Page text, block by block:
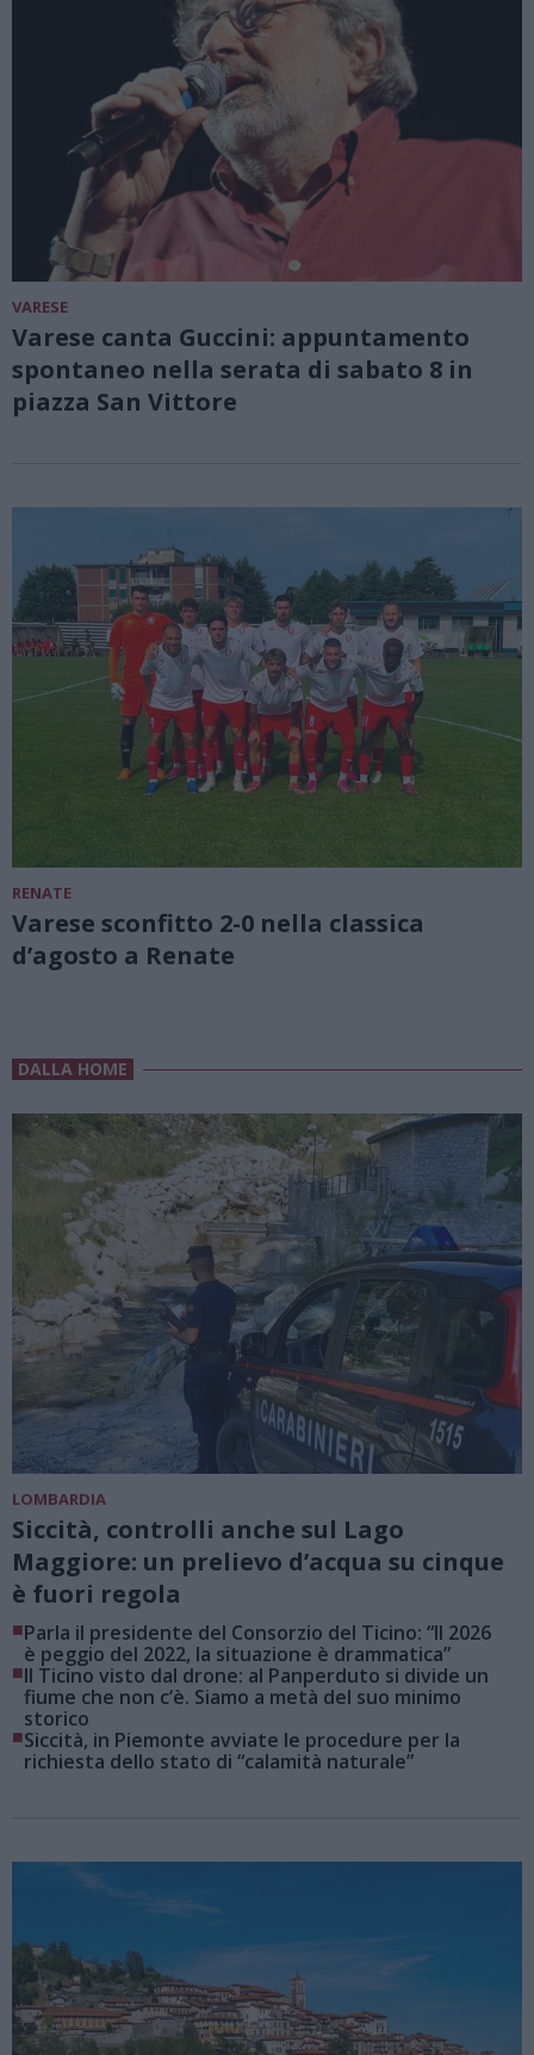
VARESE
Varese canta Guccini: appuntamento
spontaneo nella serata di sabato 8 in
piazza San Vittore
RENATE
Varese sconfitto 2-0 nella classica
d’agosto a Renate
DALLA HOME
LOMBARDIA
Siccità, controlli anche sul Lago
Maggiore: un prelievo d’acqua su cinque
è fuori regola
■Parla il presidente del Consorzio del Ticino: “Il 2026
è peggio del 2022, la situazione è drammatica”
■Il Ticino visto dal drone: al Panperduto si divide un
fiume che non c’è. Siamo a metà del suo minimo
storico
■Siccità, in Piemonte avviate le procedure per la
richiesta dello stato di “calamità naturale”